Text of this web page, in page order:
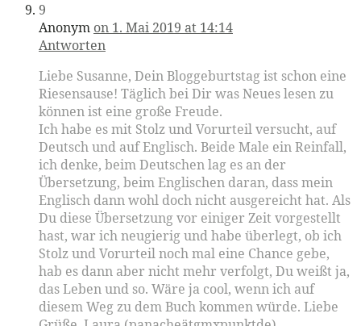
9
Anonym on 1. Mai 2019 at 14:14
Antworten
Liebe Susanne, Dein Bloggeburtstag ist schon eine
Riesensause! Täglich bei Dir was Neues lesen zu
können ist eine große Freude.
Ich habe es mit Stolz und Vorurteil versucht, auf
Deutsch und auf Englisch. Beide Male ein Reinfall,
ich denke, beim Deutschen lag es an der
Übersetzung, beim Englischen daran, dass mein
Englisch dann wohl doch nicht ausgereicht hat. Als
Du diese Übersetzung vor einiger Zeit vorgestellt
hast, war ich neugierig und habe überlegt, ob ich
Stolz und Vorurteil noch mal eine Chance gebe,
hab es dann aber nicht mehr verfolgt, Du weißt ja,
das Leben und so. Wäre ja cool, wenn ich auf
diesem Weg zu dem Buch kommen würde. Liebe